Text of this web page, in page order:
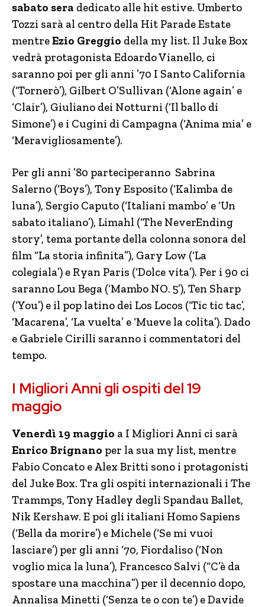
sabato sera dedicato alle hit estive. Umberto
Tozzi sarà al centro della Hit Parade Estate
mentreEzio Greggio della my list. Il Juke Box
vedrà protagonista Edoardo Vianello, ci
saranno poi per gli anni ’70 I Santo California
(‘Tornerò’), Gilbert O’Sullivan (‘Alone again’ e
‘Clair’), Giuliano dei Notturni (‘Il ballo di
Simone’) e i Cugini di Campagna (‘Anima mia’ e
‘Meravigliosamente’).
Per gli anni ’80 parteciperanno Sabrina
Salerno (‘Boys’), Tony Esposito (‘Kalimba de
luna’), Sergio Caputo (‘Italiani mambo’ e ‘Un
sabato italiano’), Limahl (‘The NeverEnding
story’, tema portante della colonna sonora del
film “La storia infinita”), Gary Low (‘La
colegiala’) e Ryan Paris (‘Dolce vita’). Per i 90 ci
saranno Lou Bega (‘Mambo NO. 5’), Ten Sharp
(‘You’) e il pop latino dei Los Locos (‘Tic tic tac’,
‘Macarena’, ‘La vuelta’ e ‘Mueve la colita’). Dado
e Gabriele Cirilli saranno i commentatori del
tempo.
I Migliori Anni gli ospiti del 19
maggio
Venerdì 19 maggio a I Migliori Anni ci sarà
Enrico Brignano per la sua my list, mentre
Fabio Concato e Alex Britti sono i protagonisti
del Juke Box. Tra gli ospiti internazionali i The
Trammps, Tony Hadley degli Spandau Ballet,
Nik Kershaw. E poi gli italiani Homo Sapiens
(‘Bella da morire’) e Michele (‘Se mi vuoi
lasciare’) per gli anni ‘70, Fiordaliso (‘Non
voglio mica la luna’), Francesco Salvi (“C’è da
spostare una macchina”) per il decennio dopo,
Annalisa Minetti (‘Senza te o con te’) e Davide